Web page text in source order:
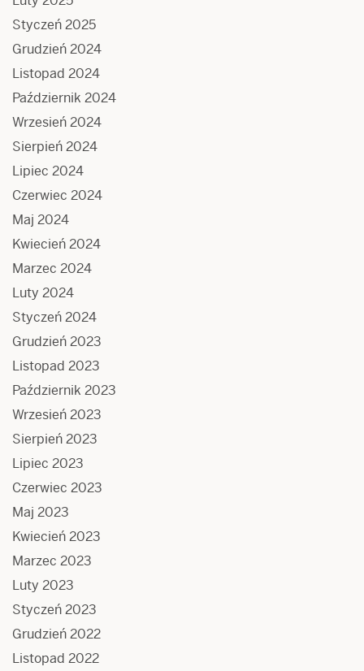
Styczeń 2025
Grudzień 2024
Listopad 2024
Październik 2024
Wrzesień 2024
Sierpień 2024
Lipiec 2024
Czerwiec 2024
Maj 2024
Kwiecień 2024
Marzec 2024
Luty 2024
Styczeń 2024
Grudzień 2023
Listopad 2023
Październik 2023
Wrzesień 2023
Sierpień 2023
Lipiec 2023
Czerwiec 2023
Maj 2023
Kwiecień 2023
Marzec 2023
Luty 2023
Styczeń 2023
Grudzień 2022
Listopad 2022